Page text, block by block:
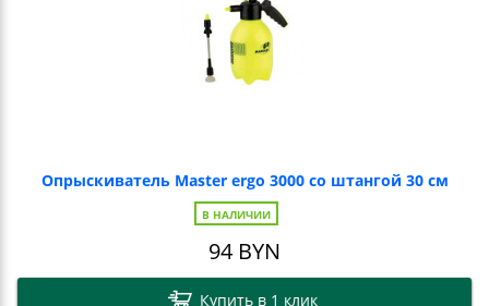
Опрыскиватель Master ergo 3000 со штангой 30 см
В НАЛИЧИИ
94 BYN
Купить в 1 клик